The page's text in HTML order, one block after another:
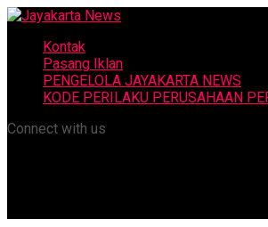
Kontak
Pasang Iklan
PENGELOLA JAYAKARTA NEWS
KODE PERILAKU PERUSAHAAN
Connect with us